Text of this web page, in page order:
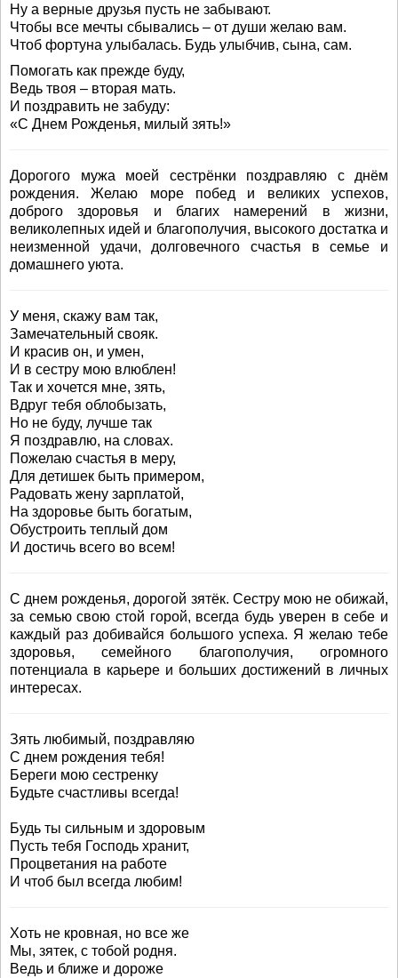
Ну а верные друзья пусть не забывают.
Чтобы все мечты сбывались – от души желаю вам.
Чтоб фортуна улыбалась. Будь улыбчив, сына, сам.
Помогать как прежде буду,
Ведь твоя – вторая мать.
И поздравить не забуду:
«С Днем Рожденья, милый зять!»
Дорогого мужа моей сестрёнки поздравляю с днём
рождения. Желаю море побед и великих успехов,
доброго здоровья и благих намерений в жизни,
великолепных идей и благополучия, высокого достатка и
неизменной удачи, долговечного счастья в семье и
домашнего уюта.
У меня, скажу вам так,
Замечательный свояк.
И красив он, и умен,
И в сестру мою влюблен!
Так и хочется мне, зять,
Вдруг тебя облобызать,
Но не буду, лучше так
Я поздравлю, на словах.
Пожелаю счастья в меру,
Для детишек быть примером,
Радовать жену зарплатой,
На здоровье быть богатым,
Обустроить теплый дом
И достичь всего во всем!
С днем рожденья, дорогой зятёк. Сестру мою не обижай,
за семью свою стой горой, всегда будь уверен в себе и
каждый раз добивайся большого успеха. Я желаю тебе
здоровья, семейного благополучия, огромного
потенциала в карьере и больших достижений в личных
интересах.
Зять любимый, поздравляю
С днем рождения тебя!
Береги мою сестренку
Будьте счастливы всегда!
Будь ты сильным и здоровым
Пусть тебя Господь хранит,
Процветания на работе
И чтоб был всегда любим!
Хоть не кровная, но все же
Мы, зятек, с тобой родня.
Ведь и ближе и дороже